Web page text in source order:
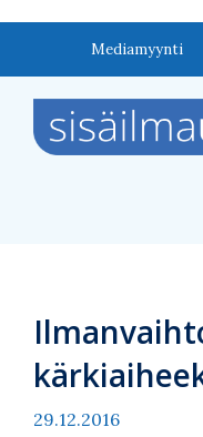
Mediamyynti
29.12.2016